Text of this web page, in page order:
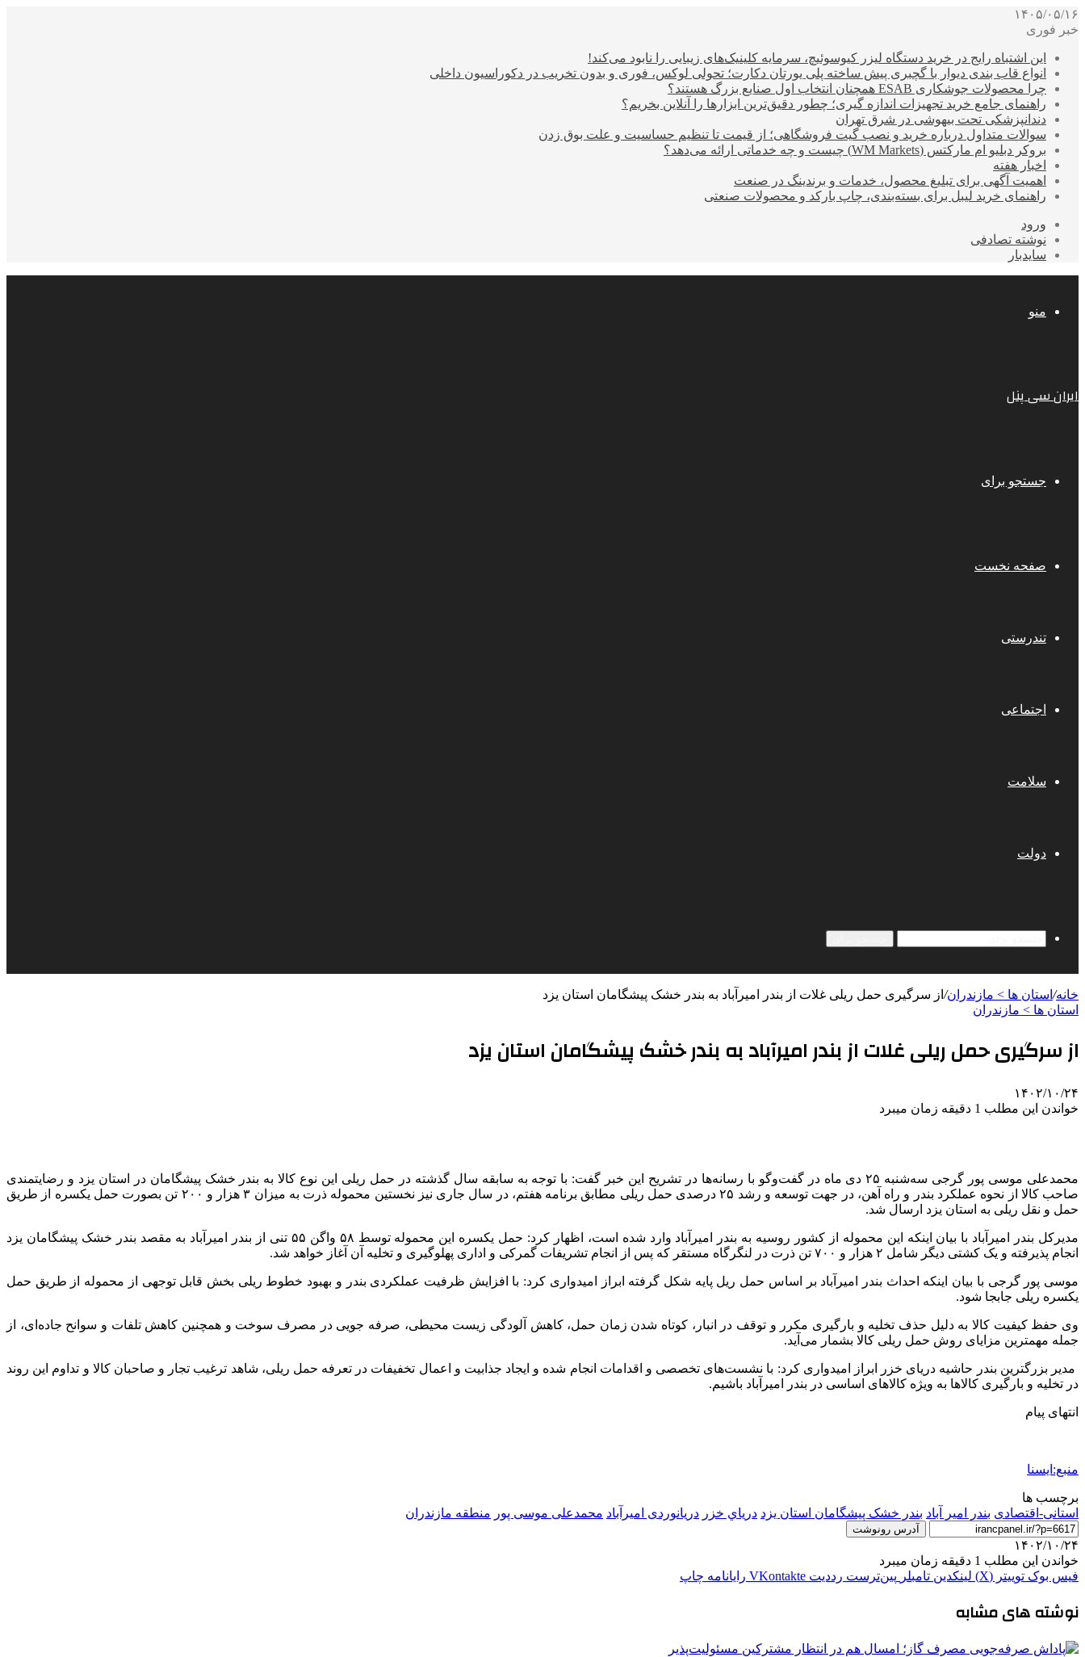
۱۴۰۵/۰۵/۱۶
خبر فوری
این اشتباه رایج در خرید دستگاه لیزر کیوسوئیچ، سرمایه کلینیک‌های زیبایی را نابود می‌کند!
انواع قاب بندی دیوار با گچبری پیش ساخته پلی یورتان دکارت؛ تحولی لوکس، فوری و بدون تخریب در دکوراسیون داخلی
چرا محصولات جوشکاری ESAB همچنان انتخاب اول صنایع بزرگ هستند؟
راهنمای جامع خرید تجهیزات اندازه گیری؛ چطور دقیق‌ترین ابزارها را آنلاین بخریم؟
دندانپزشکی تحت بیهوشی در شرق تهران
سوالات متداول درباره خرید و نصب گیت فروشگاهی؛ از قیمت تا تنظیم حساسیت و علت بوق زدن
بروکر دبلیو ام مارکتس (WM Markets) چیست و چه خدماتی ارائه می‌دهد؟
اخبار هفته
اهمیت آگهی برای تبلیغ محصول، خدمات و برندینگ در صنعت
راهنمای خرید لیبل برای بسته‌بندی، چاپ بارکد و محصولات صنعتی
ورود
نوشته تصادفی
سایدبار
منو
ایران سی پنل
جستجو برای
صفحه نخست
تندرستی
اجتماعی
سلامت
دولت
خانه/ استان ها > مازندران/ از سرگیری حمل ریلی غلات از بندر امیرآباد به بندر خشک پیشگامان استان یزد
استان ها > مازندران
از سرگیری حمل ریلی غلات از بندر امیرآباد به بندر خشک پیشگامان استان یزد
۱۴۰۲/۱۰/۲۴
خواندن این مطلب 1 دقیقه زمان میبرد
محمدعلی موسی پور گرجی سه‌شنبه ۲۵ دی ماه در گفت‌وگو با رسانه‌ها در تشریح این خبر گفت: با توجه به سابقه سال گذشته در حمل ریلی این نوع کالا به بندر خشک پیشگامان در استان یزد و رضایتمندی
صاحب کالا از نحوه عملکرد بندر و راه آهن، در جهت توسعه و رشد ۲۵ درصدی حمل ریلی مطابق برنامه هفتم، در سال جاری نیز نخستین محموله ذرت به میزان ۳ هزار و ۲۰۰ تن بصورت حمل یکسره از طریق
حمل و نقل ریلی به استان یزد ارسال شد.
مدیرکل بندر امیرآباد با بیان اینکه این محموله از کشور روسیه به بندر امیرآباد وارد شده است، اظهار کرد: حمل یکسره این محموله توسط ۵۸ واگن ۵۵ تنی از بندر امیرآباد به مقصد بندر خشک پیشگامان یزد
انجام پذیرفته و یک کشتی دیگر شامل ۲ هزار و ۷۰۰ تن ذرت در لنگرگاه مستقر که پس از انجام تشریفات گمرکی و اداری پهلوگیری و تخلیه آن آغاز خواهد شد.
موسی پور گرجی با بیان اینکه احداث بندر امیرآباد بر اساس حمل ریل پایه شکل گرفته ابراز امیدواری کرد: با افزایش ظرفیت عملکردی بندر و بهبود خطوط ریلی بخش قابل توجهی از محموله از طریق حمل
یکسره ریلی جابجا شود.
وی حفظ کیفیت کالا به دلیل حذف تخلیه و بارگیری مکرر و توقف در انبار، کوتاه شدن زمان حمل، کاهش آلودگی زیست محیطی، صرفه جویی در مصرف سوخت و همچنین کاهش تلفات و سوانح جاده‌ای، از
جمله مهمترین مزایای روش حمل ریلی کالا بشمار می‌آید.
مدیر بزرگترین بندر حاشیه دریای خزر ابراز امیدواری کرد: با نشست‌های تخصصی و اقدامات انجام شده و ایجاد جذابیت و اعمال تخفیفات در تعرفه حمل ریلی، شاهد ترغیب تجار و صاحبان کالا و تداوم این روند
در تخلیه و بارگیری کالاها به ویژه کالاهای اساسی در بندر امیرآباد باشیم.
انتهای پیام
منبع:ایسنا
برچسب ها
استانی-اقتصادی بندر امیر آباد بندر خشک پیشگامان استان یزد درياي خزر دریانوردی امیرآباد محمدعلی موسی پور منطقه مازندران
آدرس رونوشت
۱۴۰۲/۱۰/۲۴
خواندن این مطلب 1 دقیقه زمان میبرد
فیس بوک توییتر (X) لینکدین ‫تامبلر ‫پین‌ترست ‫رددیت ‫VKontakte رایانامه چاپ
نوشته های مشابه